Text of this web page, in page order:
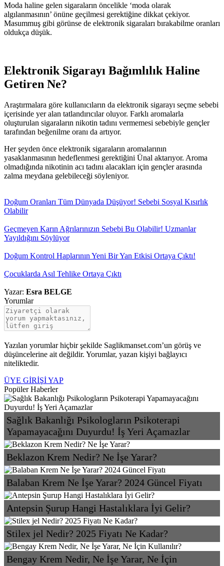
Moda haline gelen sigaraların öncelikle ‘moda olarak
algılanmasının’ önüne geçilmesi gerektiğine dikkat çekiyor.
Masummuş gibi görünse de elektronik sigaraları bırakabilme oranları
oldukça düşük.
Elektronik Sigarayı Bağımlılık Haline
Getiren Ne?
Araştırmalara göre kullanıcıların da elektronik sigarayı seçme sebebi
içerisinde yer alan tatlandırıcılar oluyor. Farklı aromalarla
oluşturulan sigaraların nikotin tadını vermemesi sebebiyle gençler
tarafından beğenilme oranı da artıyor.
Her şeyden önce elektronik sigaraların aromalarının
yasaklanmasının hedeflenmesi gerektiğini Ünal aktarıyor. Aroma
olmadığında nikotinin acı tadını alacakları için gençler arasında
zalma meydana gelebileceği söyleniyor.
Doğum Oranları Tüm Dünyada Düşüyor! Sebebi Sosyal Kısırlık
Olabilir
Geçmeyen Karın Ağrılarınızın Sebebi Bu Olabilir! Uzmanlar
Yayıldığını Söylüyor
Doğum Kontrol Haplarının Yeni Bir Yan Etkisi Ortaya Çıktı!
Çocuklarda Asıl Tehlike Ortaya Çıktı
Yazar: Esra BELGE
Yorumlar
Yazılan yorumlar hiçbir şekilde Saglikmanset.com’un görüş ve
düşüncelerine ait değildir. Yorumlar, yazan kişiyi bağlayıcı
niteliktedir.
ÜYE GİRİŞİ YAP
Popüler Haberler
Sağlık Bakanlığı Psikologların Psikoterapi
Yapamayacağını Duyurdu! İş Yeri Açamazlar
Beklazon Krem Nedir? Ne İşe Yarar?
Balaban Krem Ne İşe Yarar? 2024 Güncel Fiyatı
Antepsin Şurup Hangi Hastalıklara İyi Gelir?
Stilex jel Nedir? 2025 Fiyatı Ne Kadar?
Bengay Krem Nedir, Ne İşe Yarar, Ne İçin